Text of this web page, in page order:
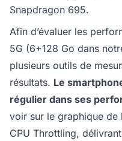
Snapdragon 695.
Afin d’évaluer les
5G (6+128 Go dans
plusieurs outils de
résultats. Le
régulier dans ses
voir sur le graphique de
CPU Throttling,